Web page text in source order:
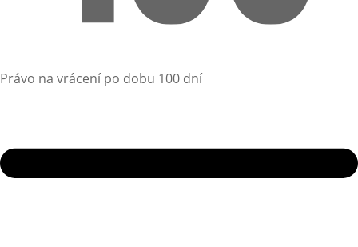
Právo na vrácení po dobu 100 dní